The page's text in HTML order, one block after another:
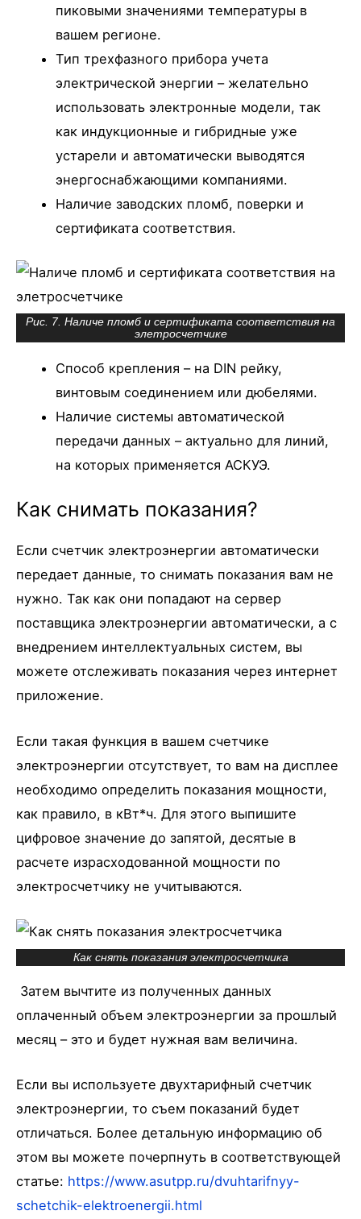
пиковыми значениями температуры в
вашем регионе.
Тип трехфазного прибора учета
электрической энергии – желательно
использовать электронные модели, так
как индукционные и гибридные уже
устарели и автоматически выводятся
энергоснабжающими компаниями.
Наличие заводских пломб, поверки и
сертификата соответствия.
Рис. 7. Наличе пломб и сертификата соответствия на
элетросчетчике
Способ крепления – на DIN рейку,
винтовым соединением или дюбелями.
Наличие системы автоматической
передачи данных – актуально для линий,
на которых применяется АСКУЭ.
Как снимать показания?
Если счетчик электроэнергии автоматически
передает данные, то снимать показания вам не
нужно. Так как они попадают на сервер
поставщика электроэнергии автоматически, а с
внедрением интеллектуальных систем, вы
можете отслеживать показания через интернет
приложение.
Если такая функция в вашем счетчике
электроэнергии отсутствует, то вам на дисплее
необходимо определить показания мощности,
как правило, в кВт*ч. Для этого выпишите
цифровое значение до запятой, десятые в
расчете израсходованной мощности по
электросчетчику не учитываются.
Как снять показания электросчетчика
Затем вычтите из полученных данных
оплаченный объем электроэнергии за прошлый
месяц – это и будет нужная вам величина.
Если вы используете двухтарифный счетчик
электроэнергии, то съем показаний будет
отличаться. Более детальную информацию об
этом вы можете почерпнуть в соответствующей
статье: https://www.asutpp.ru/dvuhtarifnyy-
schetchik-elektroenergii.html